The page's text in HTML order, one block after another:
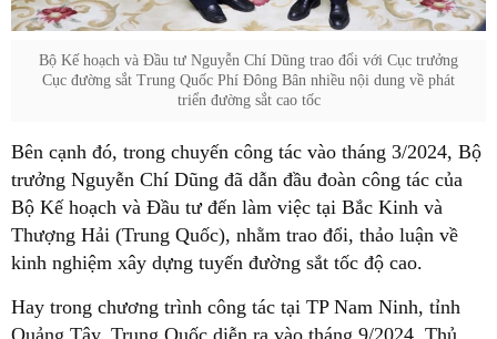
Bộ Kế hoạch và Đầu tư Nguyễn Chí Dũng trao đổi với Cục trưởng
Cục đường sắt Trung Quốc Phí Đông Bân nhiều nội dung về phát
triển đường sắt cao tốc
Bên cạnh đó, trong chuyến công tác vào tháng 3/2024, Bộ
trưởng Nguyễn Chí Dũng đã dẫn đầu đoàn công tác của
Bộ Kế hoạch và Đầu tư đến làm việc tại Bắc Kinh và
Thượng Hải (Trung Quốc), nhằm trao đổi, thảo luận về
kinh nghiệm xây dựng tuyến đường sắt tốc độ cao.
Hay trong chương trình công tác tại TP Nam Ninh, tỉnh
Quảng Tây, Trung Quốc diễn ra vào tháng 9/2024, Thủ